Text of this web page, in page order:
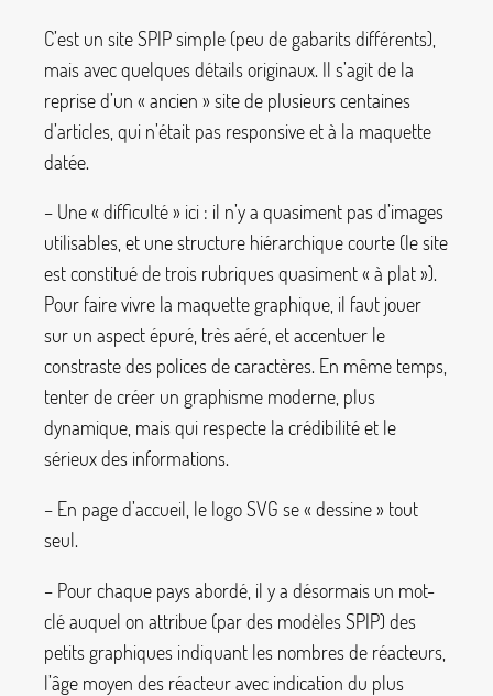
C’est un site SPIP simple (peu de gabarits différents),
mais avec quelques détails originaux. Il s’agit de la
reprise d’un « ancien » site de plusieurs centaines
d’articles, qui n’était pas responsive et à la maquette
datée.
– Une « difficulté» ici : il n’y a quasiment pas d’images
utilisables, et une structure hiérarchique courte (le site
est constitué de trois rubriques quasiment « à plat»).
Pour faire vivre la maquette graphique, il faut jouer
sur un aspect épuré, très aéré, et accentuer le
constraste des polices de caractères. En même temps,
tenter de créer un graphisme moderne, plus
dynamique, mais qui respecte la crédibilité et le
sérieux des informations.
– En page d’accueil, le logo SVG se « dessine» tout
seul.
– Pour chaque pays abordé, il y a désormais un mot-
clé auquel on attribue (par des modèles SPIP) des
petits graphiques indiquant les nombres de réacteurs,
l’âge moyen des réacteur avec indication du plus